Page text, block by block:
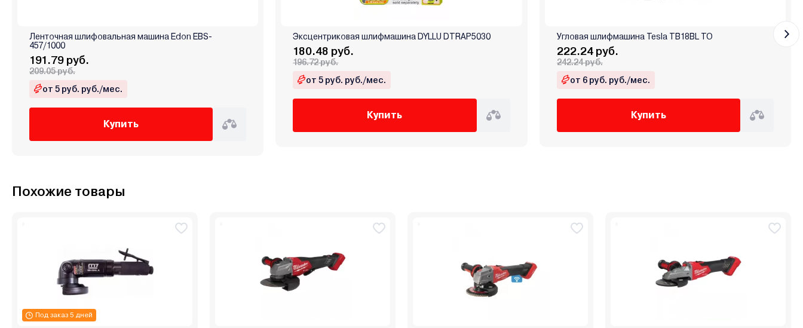
Ленточная шлифовальная машина Edon EBS-
457/1000
191.79 руб.
209.05 руб.
от 5 руб. руб./мес.
Купить
Эксцентриковая шлифмашина DYLLU DTRAP5030
180.48 руб.
196.72 руб.
от 5 руб. руб./мес.
Купить
Угловая шлифмашина Tesla TB18BL TO
222.24 руб.
242.24 руб.
от 6 руб. руб./мес.
Купить
Похожие товары
Под заказ 5 дней